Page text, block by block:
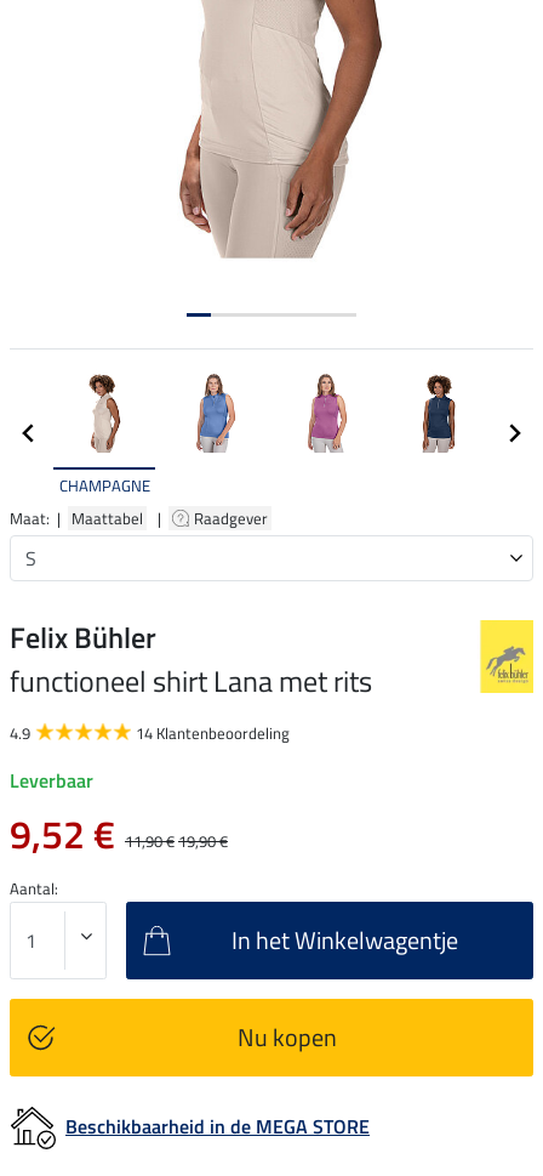
CHAMPAGNE
Maat: | Maattabel | Raadgever
Felix Bühler
functioneel shirt Lana met rits
4.9 14 Klantenbeoordeling
Leverbaar
9,52 € 11,90 €19,90 €
Aantal:
In het Winkelwagentje
Nu kopen
Beschikbaarheid in de MEGA STORE